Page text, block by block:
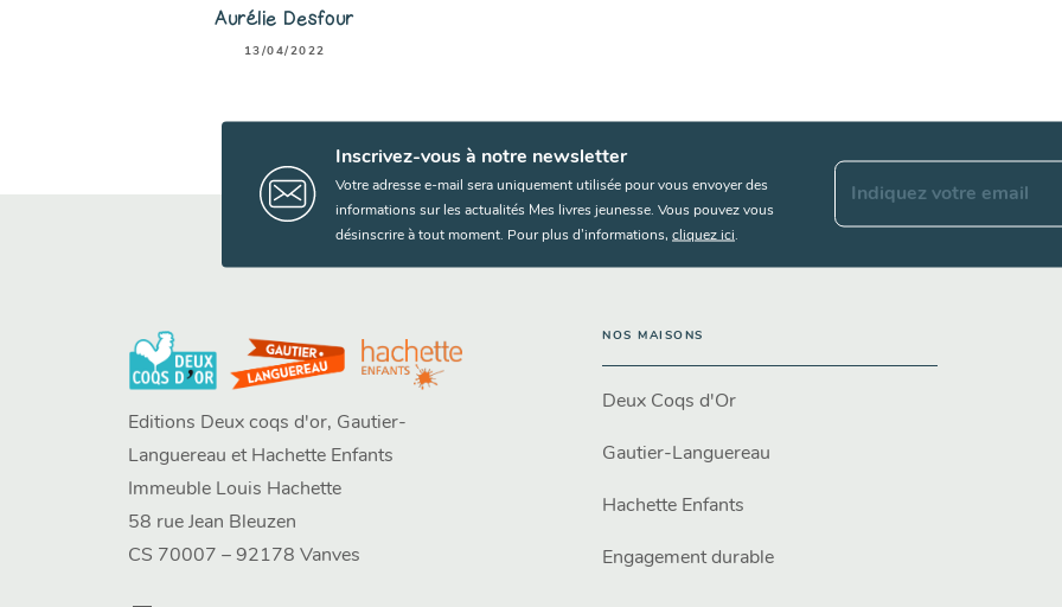
Aurélie Desfour
13/04/2022
Inscrivez-vous à notre newsletter
Votre adresse e-mail sera uniquement utilisée pour vous envoyer des
informations sur les actualités Mes livres jeunesse. Vous pouvez vous
désinscrire à tout moment. Pour plus d’informations, cliquez ici
Indiquez votre email
Editions Deux coqs d'or, Gautier-
Languereau et Hachette Enfants
Immeuble Louis Hachette
58 rue Jean Bleuzen
CS 70007 – 92178 Vanves
NOS MAISONS
Deux Coqs d'Or
Gautier-Languereau
Hachette Enfants
Engagement durable